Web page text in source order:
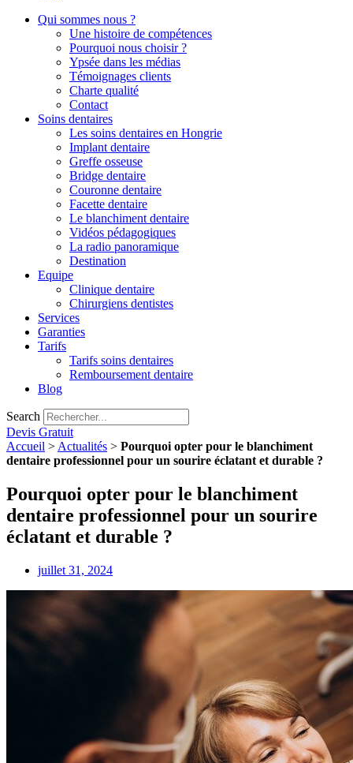
Qui sommes nous ?
Une histoire de compétences
Pourquoi nous choisir ?
Ypsée dans les médias
Témoignages clients
Charte qualité
Contact
Soins dentaires
Les soins dentaires en Hongrie
Implant dentaire
Greffe osseuse
Bridge dentaire
Couronne dentaire
Facette dentaire
Le blanchiment dentaire
Vidéos pédagogiques
La radio panoramique
Destination
Equipe
Clinique dentaire
Chirurgiens dentistes
Services
Garanties
Tarifs
Tarifs soins dentaires
Remboursement dentaire
Blog
Search
Devis Gratuit
Accueil > Actualités > Pourquoi opter pour le blanchiment
dentaire professionnel pour un sourire éclatant et durable ?
Pourquoi opter pour le blanchiment
dentaire professionnel pour un sourire
éclatant et durable ?
juillet 31, 2024